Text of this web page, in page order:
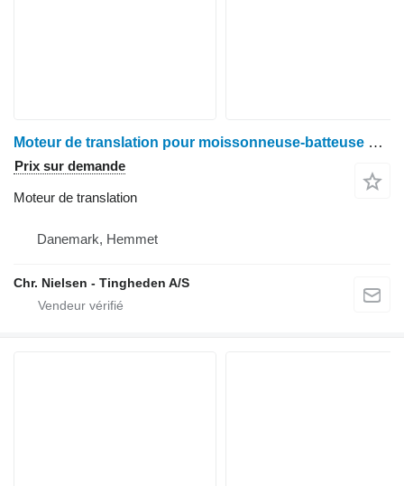
Moteur de translation pour moissonneuse-batteuse Claas Dominator 88
Prix sur demande
Moteur de translation
Danemark, Hemmet
Chr. Nielsen - Tingheden A/S